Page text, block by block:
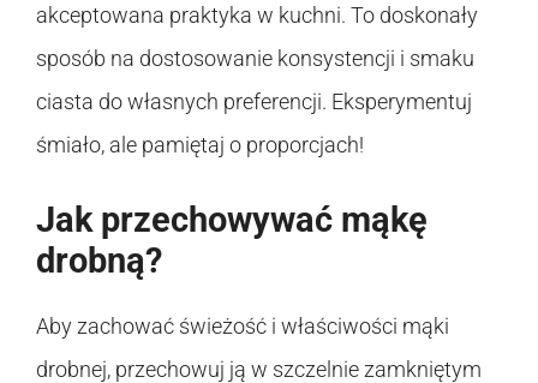
akceptowana praktyka w kuchni. To doskonały
sposób na dostosowanie konsystencji i smaku
ciasta do własnych preferencji. Eksperymentuj
śmiało, ale pamiętaj o proporcjach!
Jak przechowywać mąkę
drobną?
Aby zachować świeżość i właściwości mąki
drobnej, przechowuj ją w szczelnie zamkniętym